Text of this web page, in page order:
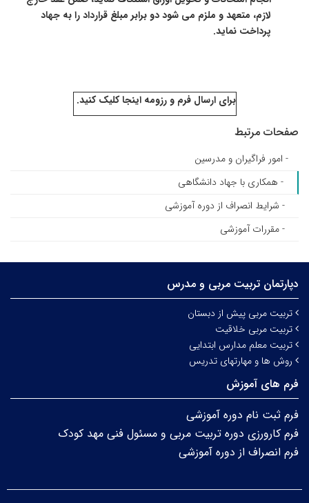
لازم، متعهد و ملزم می شود دو برابر مبلغ قرارداد را به جهاد
پرداخت نماید.
برای ارسال فرم و رزومه اینجاکلیک کنید.
صفحات مرتبط
- امور فراگیران و مدرسین
- همکاری با جهاد دانشگاهی
- شرایط انصراف از دوره آموزشی
- مقررات آموزشی
دپارتمان تربیت‌ مربی و مدرس
تربیت مربی پیش از دبستان
تربیت مربی خلاقیت
تربیت معلم مدارس ابتدایی
روش ها و مهارتهای تدریس
فرم های آموزش
فرم ثبت نام دوره آموزشی
فرم کارورزی دوره تربیت مربی و مسئول فنی مهد کودک
فرم انصراف از دوره آموزشی